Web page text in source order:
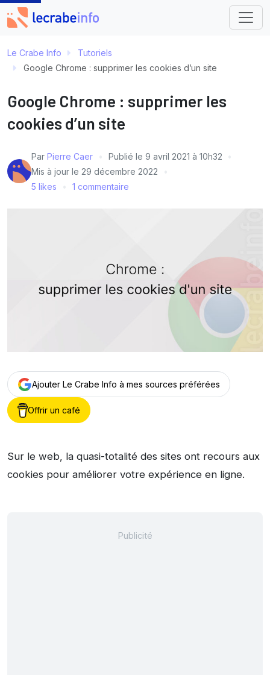
Le Crabe Info
Tutoriels
Google Chrome : supprimer les cookies d’un site
Google Chrome : supprimer les
cookies d’un site
Par Pierre Caer Publié le 9 avril 2021 à 10h32
Mis à jour le 29 décembre 2022
5 likes
1 commentaire
Ajouter Le Crabe Info à mes sources préférées
Offrir un café
Sur le web, la quasi-totalité des sites ont recours aux
cookies pour améliorer votre expérience en ligne.